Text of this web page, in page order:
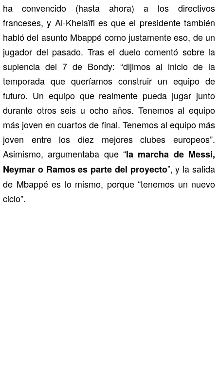
ha convencido (hasta ahora) a los directivos
franceses, y Al-Khelaïfi es que el presidente también
habló del asunto Mbappé como justamente eso, de un
jugador del pasado. Tras el duelo comentó sobre la
suplencia del 7 de Bondy: “dijimos al inicio de la
temporada que queríamos construir un equipo de
futuro. Un equipo que realmente pueda jugar junto
durante otros seis u ocho años. Tenemos al equipo
más joven en cuartos de final. Tenemos al equipo más
joven entre los diez mejores clubes europeos”.
Asimismo, argumentaba que “la marcha de Messi,
Neymar o Ramos es parte del proyecto”, y la salida
de Mbappé es lo mismo, porque “tenemos un nuevo
ciclo”.